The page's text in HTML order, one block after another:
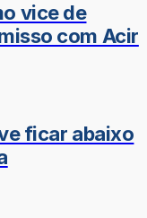
vice de
com Acir
ficar abaixo